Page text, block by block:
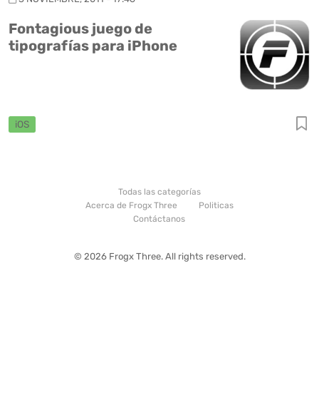
Fontagious juego de
tipografías para iPhone
iOS
Todas las categorías
Acerca de Frogx Three
Politicas
Contáctanos
© 2026 Frogx Three. All rights reserved.